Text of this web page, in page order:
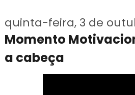
quinta-feira, 3 de
Momento
a cabeça